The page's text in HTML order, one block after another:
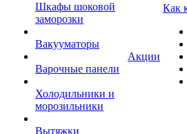
Шкафы шоковой
заморозки
Вакууматоры
Варочные панели
Холодильники и
морозильники
Вытяжки
Акции
Как